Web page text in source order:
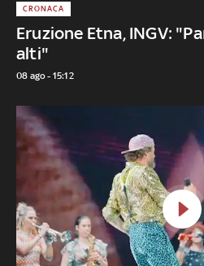
Eruzione Etna, INGV:
alti"
CRONACA
08 ago - 15:12